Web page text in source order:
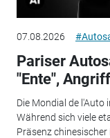
07.08.2026
Pariser
"Ente",
Die Mondial de l'Auto
Während sich viele
Präsenz